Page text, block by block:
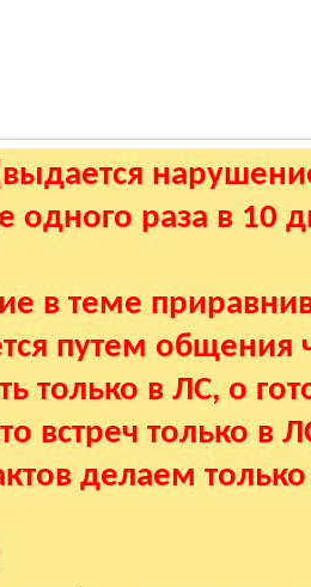
одного раза в 10
в теме
путем
только в ЛС, о
встреч только в
делаем